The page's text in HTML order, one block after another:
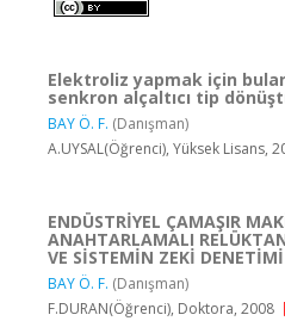
Elektroliz yapmak için
senkron alçaltıcı tip
BAY Ö. F. (Danışman)
A.UYSAL(Öğrenci), Yüksek Lisans,
ENDÜSTRİYEL ÇAMAŞIR
ANAHTARLAMALI
VE SİSTEMİN ZEKİ DENETİMİ
BAY Ö. F. (Danışman)
F.DURAN(Öğrenci), Doktora, 2008